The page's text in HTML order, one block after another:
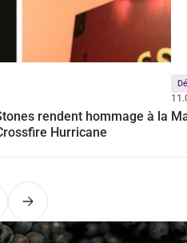
rendent hommage à la
Hurricane
Suivant